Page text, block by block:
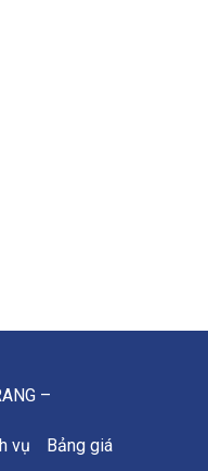
–
vụ Bảng giá